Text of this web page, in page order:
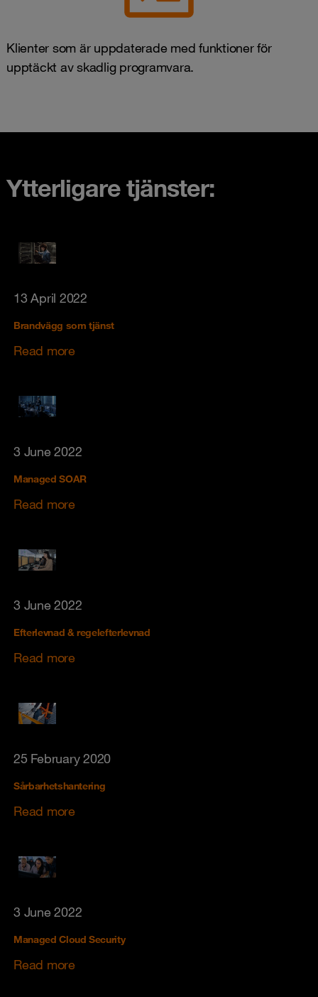
Klienter som är uppdaterade med funktioner för
upptäckt av skadlig programvara.
Ytterligare tjänster:
13 April 2022
Brandvägg som tjänst
Read more
3 June 2022
Managed SOAR
Read more
3 June 2022
Efterlevnad & regelefterlevnad
Read more
25 February 2020
Sårbarhetshantering
Read more
3 June 2022
Managed Cloud Security
Read more